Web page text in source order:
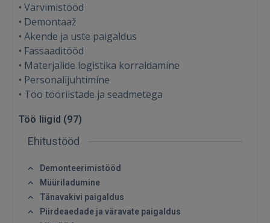
• Värvimistööd
• Demontaaž
• Akende ja uste paigaldus
• Fassaaditööd
• Materjalide logistika korraldamine
• Personalijuhtimine
• Töö tööriistade ja seadmetega
Töö liigid (97)
Ehitustööd
Demonteerimistööd
Müüriladumine
Tänavakivi paigaldus
Piirdeaedade ja väravate paigaldus